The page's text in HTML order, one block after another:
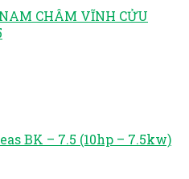
CHÂM VĨNH CỬU
BK – 7.5 (10hp – 7.5kw)